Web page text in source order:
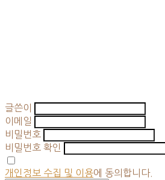
글쓴이
이메일
비밀번호
비밀번호 확인
개인정보 수집 및 이용에 동의합니다.